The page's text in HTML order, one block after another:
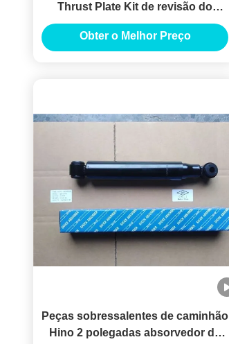
Thrust Plate Kit de revisão do
motor
Obter o Melhor Preço
Peças sobressalentes de caminhão
Hino 2 polegadas absorvedor de